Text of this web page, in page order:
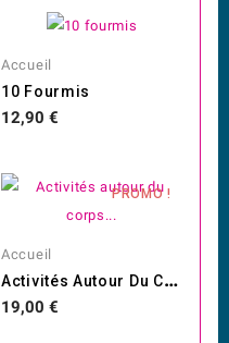
Accueil
10 Fourmis
Prix
12,90 €
PROMO !
Accueil
A
Ctivités Autour Du Corps...
Prix
19,00 €